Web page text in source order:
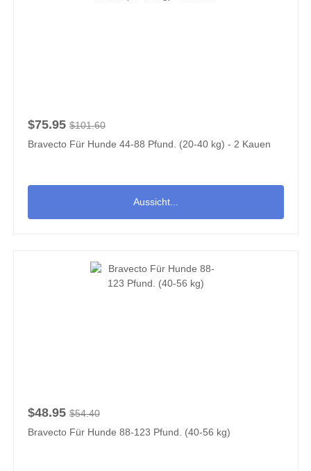
$75.95 $101.60
Bravecto Für Hunde 44-88 Pfund. (20-40 kg) - 2 Kauen
Aussicht...
$48.95 $54.40
Bravecto Für Hunde 88-123 Pfund. (40-56 kg)